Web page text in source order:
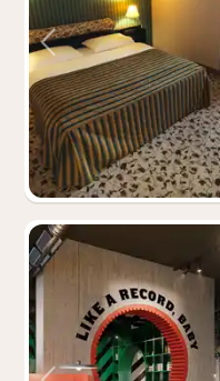
Vorheriges Bild